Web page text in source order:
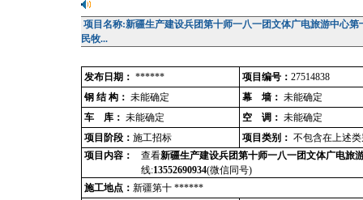
项目名称:新疆生产建设兵团第十师一八一团文体广电旅游中心第
民牧...
发布日期： ****** 项目编号： 27514838
钢 结 构： 未能确定 幕 墙： 未能确定
车 库： 未能确定 空 调： 未能确定
项目阶段： 施工招标 项目类别： 不包含在上述
项目内容：
查看新疆生产建设兵团第十师一八一团文体广电旅
线:13552690934(微信同号)
施工地点： 新疆第十 ******